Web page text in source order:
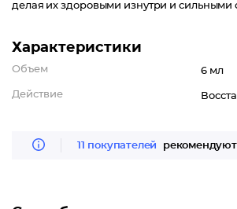
делая их здоровыми изнутри и
Характеристики
Объем 6 мл
Действие
11 покупателей